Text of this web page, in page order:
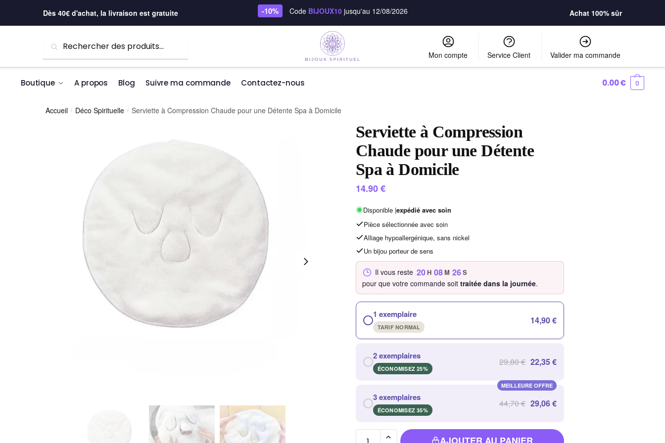
Dès 40€ d'achat, la livraison est gratuite -10% Code BIJOUX10jusqu'au 12/08/2026 Achat 100% sûr
Recherche
Mon compte Service Client Valider ma commande
Boutique A propos Blog Suivre ma commande Contactez-nous 0.00€ 0
Accueil / Déco Spirituelle / Serviette à Compression Chaude pour une Détente Spa à Domicile
Serviette à Compression
Chaude pour une Détente
Spa à Domicile
14.90€
Disponible |expédié avec soin
Pièce sélectionnée avec soin
Alliage hypoallergénique, sans nickel
Un bijou porteur de sens
Il vous reste 20 H 08M 25S
pour que votre commande soit traitée dans la journée.
1 exemplaire
TARIF NORMAL
14,90 €
2 exemplaires
ÉCONOMISEZ 25%
29,80 € 22,35 €
MEILLEURE OFFRE
3 exemplaires
ÉCONOMISEZ 35%
44,70 € 29,06 €
quantité de